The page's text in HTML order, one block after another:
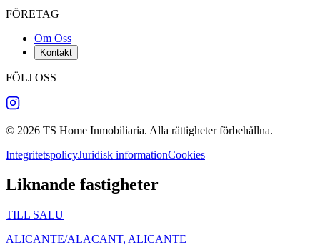
FÖRETAG
Om Oss
Kontakt
FÖLJ OSS
© 2026 TS Home Inmobiliaria. Alla rättigheter förbehållna.
IntegritetspolicyJuridisk informationCookies
Liknande fastigheter
TILL SALU
ALICANTE/ALACANT, ALICANTE